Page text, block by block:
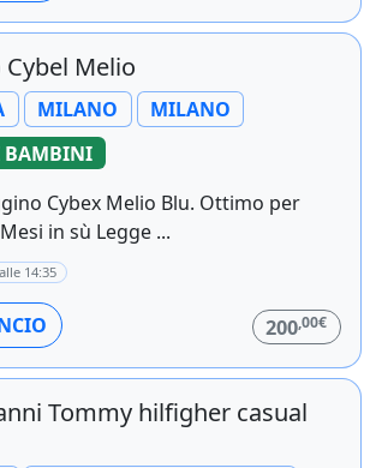
Melio
MILANO
MILANO
BAMBINI
Cybex Melio Blu. Ottimo per
in sù Legge ...
14:35
200,00€
Tommy hilfigher casual